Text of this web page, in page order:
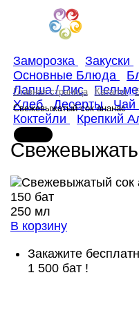
Заморозка Закуски
Основные Блюда
Лапша / Рис
Хлеб Десерты Чай
Коктейли
Крепкий
Главная страница Каталог
Свежевыжатый сок ананас
150 бат
250 мл
В корзину
Закажите
1 500 бат !